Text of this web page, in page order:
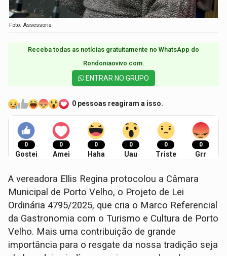
Foto: Assessoria
Receba todas as notícias gratuitamente no WhatsApp do
Rondoniaovivo.com.​
ENTRAR NO GRUPO
0 pessoas reagiram a isso.
0
Gostei
0
Amei
0
Haha
0
Uau
0
Triste
0
Grr
A vereadora Ellis Regina protocolou a Câmara
Municipal de Porto Velho, o Projeto de Lei
Ordinária 4795/2025, que cria o Marco Referencial
da Gastronomia com o Turismo e Cultura de Porto
Velho. Mais uma contribuição de grande
importância para o resgate da nossa tradição seja